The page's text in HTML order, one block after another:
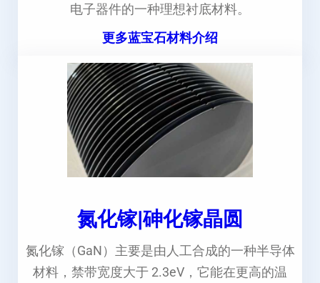
电子器件的一种理想衬底材料。
更多蓝宝石材料介绍
氮化镓|砷化镓晶圆
氮化镓（GaN）主要是由人工合成的一种半导体
材料，禁带宽度大于 2.3eV，它能在更高的温